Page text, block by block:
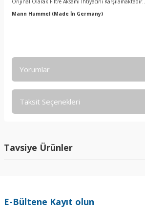
Orijinal Olarak Filtre Aksamı İhtiyacını Karşılamaktadır..
Mann Hummel (Made İn Germany)
Yorumlar
Taksit Seçenekleri
Tavsiye Ürünler
E-Bültene Kayıt olun